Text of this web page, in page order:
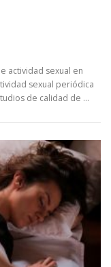
actividad sexual en
sexual periódica
de calidad de …